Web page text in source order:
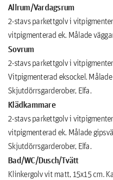
Allrum/Vardagsrum
2-stavs parkettgolv i
vitpigmenterad ek. Målade
Sovrum
2-stavs parkettgolv i
Vitpigmenterad eksockel.
Skjutdörrsgarderober, Elfa.
Klädkammare
2-stavs parkettgolv i
vitpigmenterad ek. Målade
Skjutdörrsgarderober, Elfa.
Bad/WC/Dusch/Tvätt
Klinkergolv vit matt, 15x15 cm.